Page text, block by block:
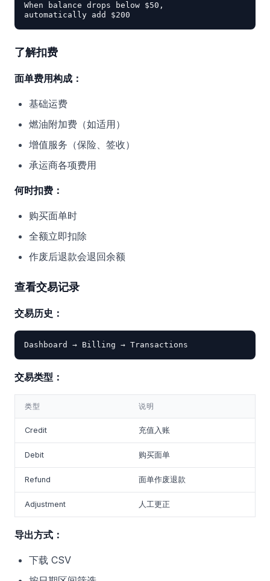
When balance drops below $50,
了解扣费
面单费用构成：
基础运费
燃油附加费（如适用）
增值服务（保险、签收）
承运商各项费用
何时扣费：
购买面单时
全额立即扣除
作废后退款会退回余额
查看交易记录
交易历史：
交易类型：
类型 说明
Credit 充值入账
Debit 购买面单
Refund 面单作废退款
Adjustment 人工更正
导出方式：
下载 CSV